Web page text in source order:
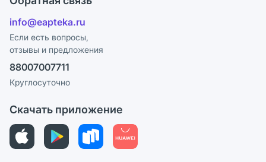
Блог
Лицензия
Реклама на сайте
Ваши товары на ЕАПТЕКЕ
Программа СберСпасибо
Политика конфиденциальности
Пользовательское соглашение
Политика рекомендаций
Этика и соответствие
Политика в отношении обработки персональных данных
info@eapteka.ru
Если есть вопросы,
отзывы и предложения
88007007711
Круглосуточно
Скачать приложение